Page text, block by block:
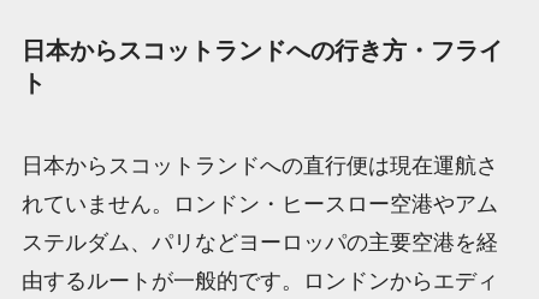
日本からスコットランドへの行き方・フライ
ト
日本からスコットランドへの直行便は現在運航さ
れていません。ロンドン・ヒースロー空港やアム
ステルダム、パリなどヨーロッパの主要空港を経
由するルートが一般的です。ロンドンからエディ